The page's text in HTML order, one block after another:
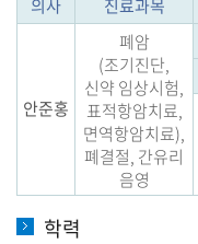
의사 진료과목
안준홍
폐암
(조기진단,
신약 임상시험,
표적항암치료,
면역항암치료),
폐결절, 간유리
음영
학력